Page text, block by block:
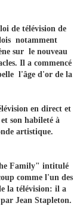
de télévision de
notamment
sur le nouveau
Il a commencé
l'âge d'or de la
en direct et
son habileté à
artistique.
Family" intitulé
comme l'un des
la télévision: il a
Jean Stapleton.